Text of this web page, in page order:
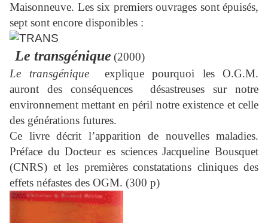
Maisonneuve. Les six premiers ouvrages sont épuisés,
sept sont encore disponibles :
Le transgénique (2000)
Le transgénique
explique pourquoi les O.G.M.
auront des conséquences
désastreuses sur notre
environnement mettant en péril notre existence et celle
des générations futures.
Ce livre décrit l’apparition de nouvelles maladies.
Préface du Docteur es sciences Jacqueline Bousquet
(CNRS) et les premières constatations cliniques des
effets néfastes des OGM. (300 p)